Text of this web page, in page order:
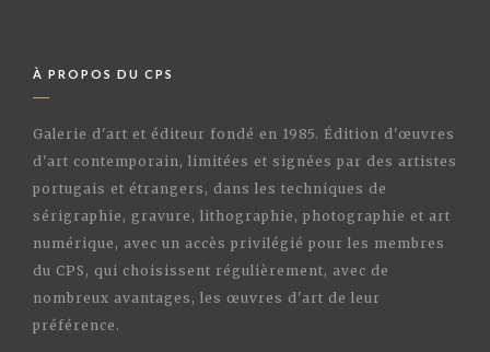
À PROPOS DU CPS
Galerie d'art et éditeur fondé en 1985. Édition d'œuvres
d'art contemporain, limitées et signées par des artistes
portugais et étrangers, dans les techniques de
sérigraphie, gravure, lithographie, photographie et art
numérique, avec un accès privilégié pour les membres
du CPS, qui choisissent régulièrement, avec de
nombreux avantages, les œuvres d'art de leur
préférence.